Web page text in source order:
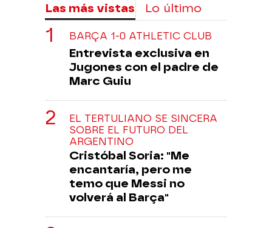
Las más vistas Lo último
BARÇA 1-0 ATHLETIC CLUB
Entrevista exclusiva en
Jugones con el padre de
Marc Guiu
EL TERTULIANO SE SINCERA
SOBRE EL FUTURO DEL
ARGENTINO
Cristóbal Soria: "Me
encantaría, pero me
temo que Messi no
volverá al Barça"